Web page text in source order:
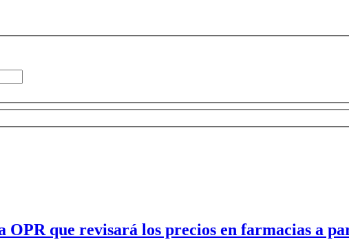
OPR que revisará los precios en farmacias a